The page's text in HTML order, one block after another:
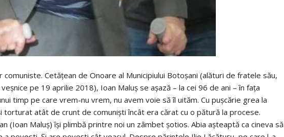
Cetățean de Onoare al Municipiului Botoșani (alături de fratele său,
pe 19 aprilie 2018), Ioan Maluș se așază – la cei 96 de ani – în fața
timp pe care vrem-nu vrem, nu avem voie să îl uităm. Cu pușcărie grea la
torturat atât de crunt de comuniști încât era cărat cu o pătură la procese.
(Ioan Maluș) își plimbă printre noi un zâmbet șotios. Abia așteaptă ca cineva să